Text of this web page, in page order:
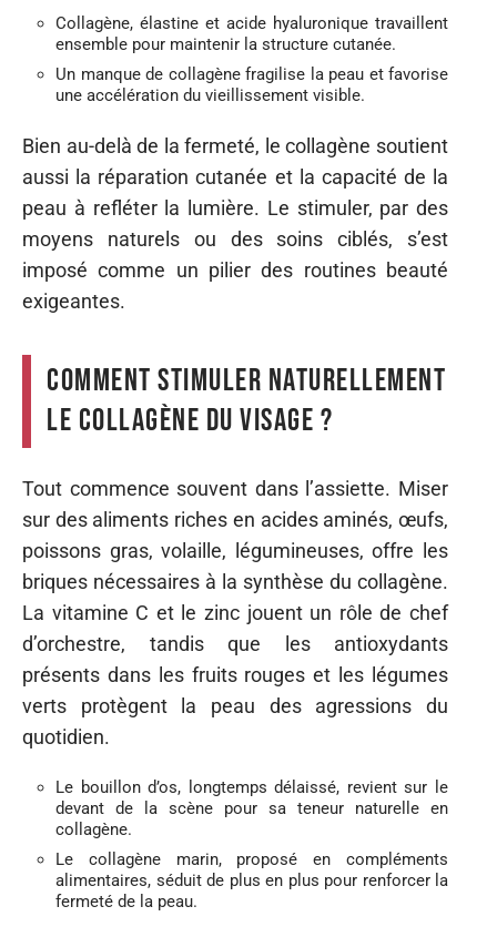
Collagène, élastine et acide hyaluronique travaillent
ensemble pour maintenir la structure cutanée.
Un manque de collagène fragilise la peau et favorise
une accélération du vieillissement visible.
Bien au-delà de la fermeté, le collagène soutient
aussi la réparation cutanée et la capacité de la
peau à refléter la lumière. Le stimuler, par des
moyens naturels ou des soins ciblés, s’est
imposé comme un pilier des routines beauté
exigeantes.
Comment stimuler naturellement
le collagène du visage ?
Tout commence souvent dans l’assiette. Miser
sur des aliments riches en acides aminés, œufs,
poissons gras, volaille, légumineuses, offre les
briques nécessaires à la synthèse du collagène.
La vitamine C et le zinc jouent un rôle de chef
d’orchestre, tandis que les antioxydants
présents dans les fruits rouges et les légumes
verts protègent la peau des agressions du
quotidien.
Le bouillon d’os, longtemps délaissé, revient sur le
devant de la scène pour sa teneur naturelle en
collagène.
Le collagène marin, proposé en compléments
alimentaires, séduit de plus en plus pour renforcer la
fermeté de la peau.